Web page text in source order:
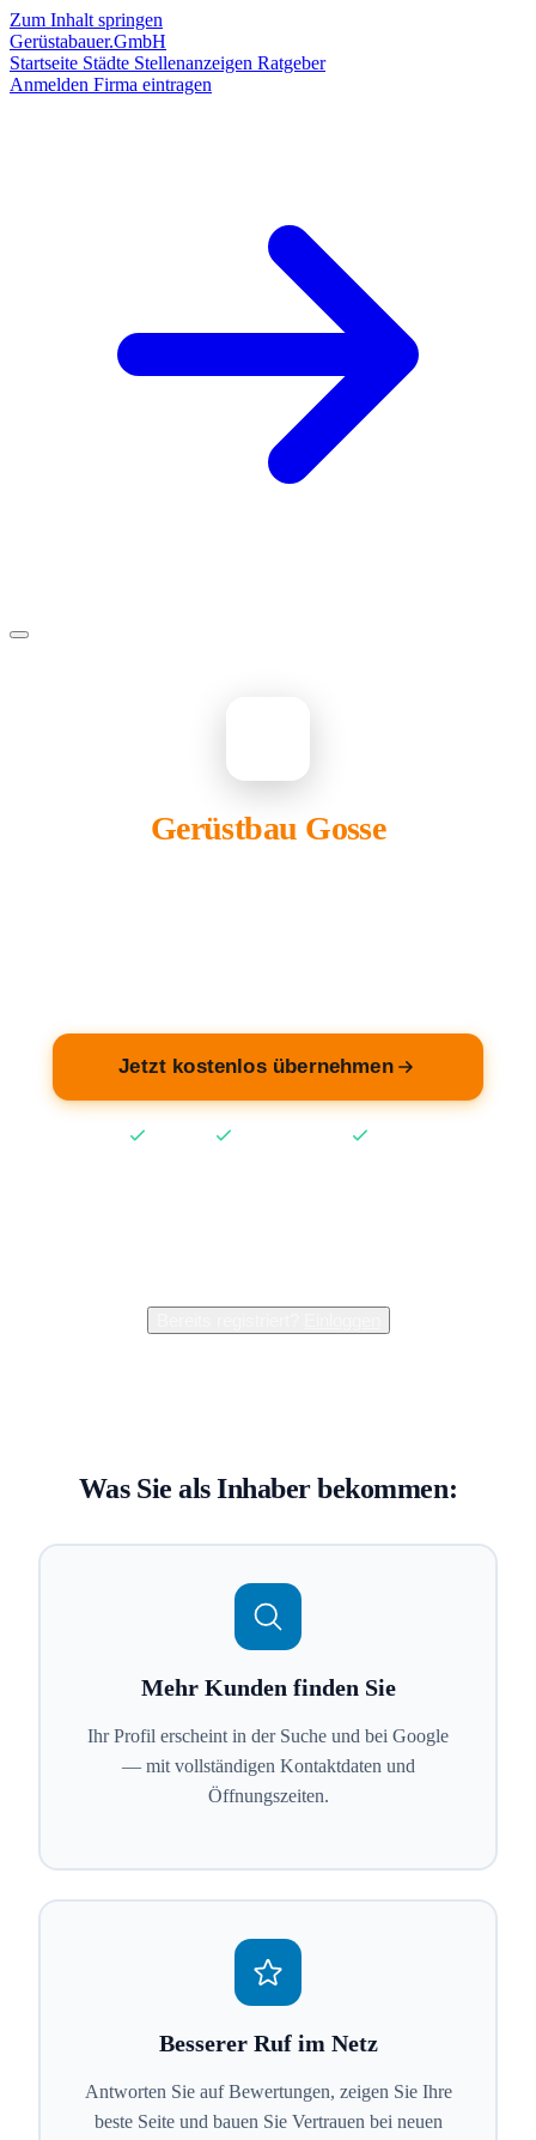
Zum Inhalt springen
Gerüstabauer.GmbH
Startseite Städte Stellenanzeigen Ratgeber
Anmelden Firma eintragen
Gerüstbau Gosse
Jetzt kostenlos übernehmen
Was Sie als Inhaber bekommen:
Mehr Kunden finden Sie
Ihr Profil erscheint in der Suche und bei Google
— mit vollständigen Kontaktdaten und
Öffnungszeiten.
Besserer Ruf im Netz
Antworten Sie auf Bewertungen, zeigen Sie Ihre
beste Seite und bauen Sie Vertrauen bei neuen